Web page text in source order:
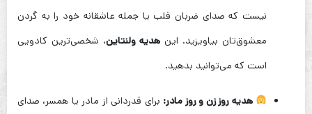
نیست که صدای ضربان قلب یا جمله عاشقانه خود را به گردن
معشوق‌تان بیاویزید. این هدیه ولنتاین، شخصی‌ترین کادویی
است که می‌توانید بدهید.
هدیه روز زن و روز مادر: برای قدردانی از مادر یا همسر، صدای